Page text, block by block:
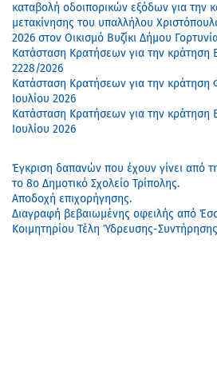
καταβολή οδοιπορικών εξόδων για την
μετακίνησης του υπαλλήλου
2026 στον Οικισμό Βυζίκι Δήμου
Κατάσταση Κρατήσεων για την κράτηση
2228/2026
Κατάσταση Κρατήσεων για την κράτηση
Ιουλίου 2026
Κατάσταση Κρατήσεων για την κράτηση
Ιουλίου 2026
Έγκριση δαπανών που έχουν γίνει από
το 8ο Δημοτικό Σχολείο Τρίπολης.
Αποδοχή επιχορήγησης.
Διαγραφή βεβαιωμένης οφειλής από
Κοιμητηρίου Τέλη Ύδρευσης-